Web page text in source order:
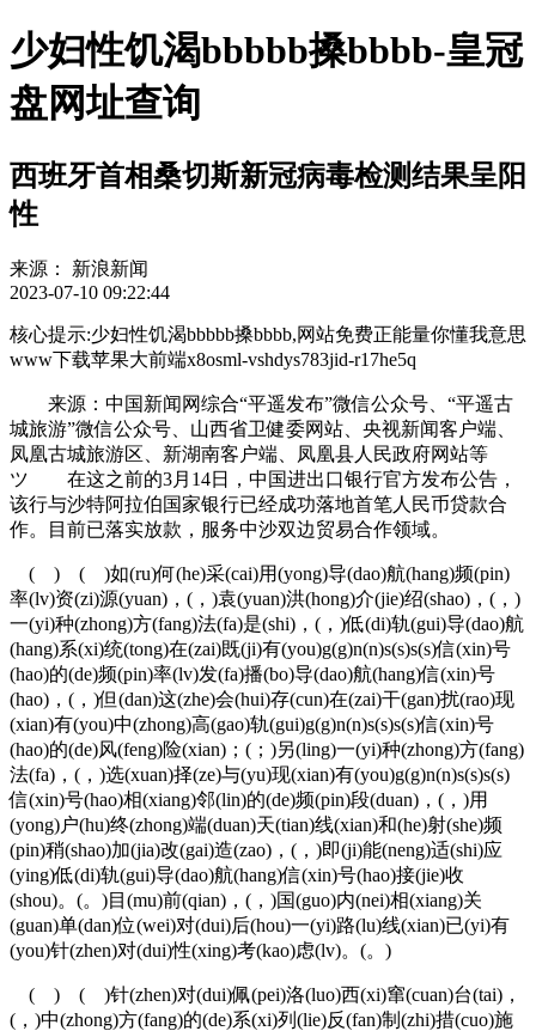
少妇性饥渴bbbbb搡bbbb-皇冠
盘网址查询
西班牙首相桑切斯新冠病毒检测结果呈阳
性
来源：
新浪新闻
2023-07-10 09:22:44
核心提示:少妇性饥渴bbbbb搡bbbb,网站免费正能量你懂我意思
www下载苹果大前端x8osml-vshdys783jid-r17he5q
来源：中国新闻网综合“平遥发布”微信公众号、“平遥古
城旅游”微信公众号、山西省卫健委网站、央视新闻客户端、
凤凰古城旅游区、新湖南客户端、凤凰县人民政府网站等
ツ 在这之前的3月14日，中国进出口银行官方发布公告，
该行与沙特阿拉伯国家银行已经成功落地首笔人民币贷款合
作。目前已落实放款，服务中沙双边贸易合作领域。
( ) ( )如(ru)何(he)采(cai)用(yong)导(dao)航(hang)频(pin)
率(lv)资(zi)源(yuan)，(，)袁(yuan)洪(hong)介(jie)绍(shao)，(，)
一(yi)种(zhong)方(fang)法(fa)是(shi)，(，)低(di)轨(gui)导(dao)航
(hang)系(xi)统(tong)在(zai)既(ji)有(you)g(g)n(n)s(s)s(s)信(xin)号
(hao)的(de)频(pin)率(lv)发(fa)播(bo)导(dao)航(hang)信(xin)号
(hao)，(，)但(dan)这(zhe)会(hui)存(cun)在(zai)干(gan)扰(rao)现
(xian)有(you)中(zhong)高(gao)轨(gui)g(g)n(n)s(s)s(s)信(xin)号
(hao)的(de)风(feng)险(xian)；(；)另(ling)一(yi)种(zhong)方(fang)
法(fa)，(，)选(xuan)择(ze)与(yu)现(xian)有(you)g(g)n(n)s(s)s(s)
信(xin)号(hao)相(xiang)邻(lin)的(de)频(pin)段(duan)，(，)用
(yong)户(hu)终(zhong)端(duan)天(tian)线(xian)和(he)射(she)频
(pin)稍(shao)加(jia)改(gai)造(zao)，(，)即(ji)能(neng)适(shi)应
(ying)低(di)轨(gui)导(dao)航(hang)信(xin)号(hao)接(jie)收
(shou)。(。)目(mu)前(qian)，(，)国(guo)内(nei)相(xiang)关
(guan)单(dan)位(wei)对(dui)后(hou)一(yi)路(lu)线(xian)已(yi)有
(you)针(zhen)对(dui)性(xing)考(kao)虑(lv)。(。)
( ) ( )针(zhen)对(dui)佩(pei)洛(luo)西(xi)窜(cuan)台(tai)，
(，)中(zhong)方(fang)的(de)系(xi)列(lie)反(fan)制(zhi)措(cuo)施